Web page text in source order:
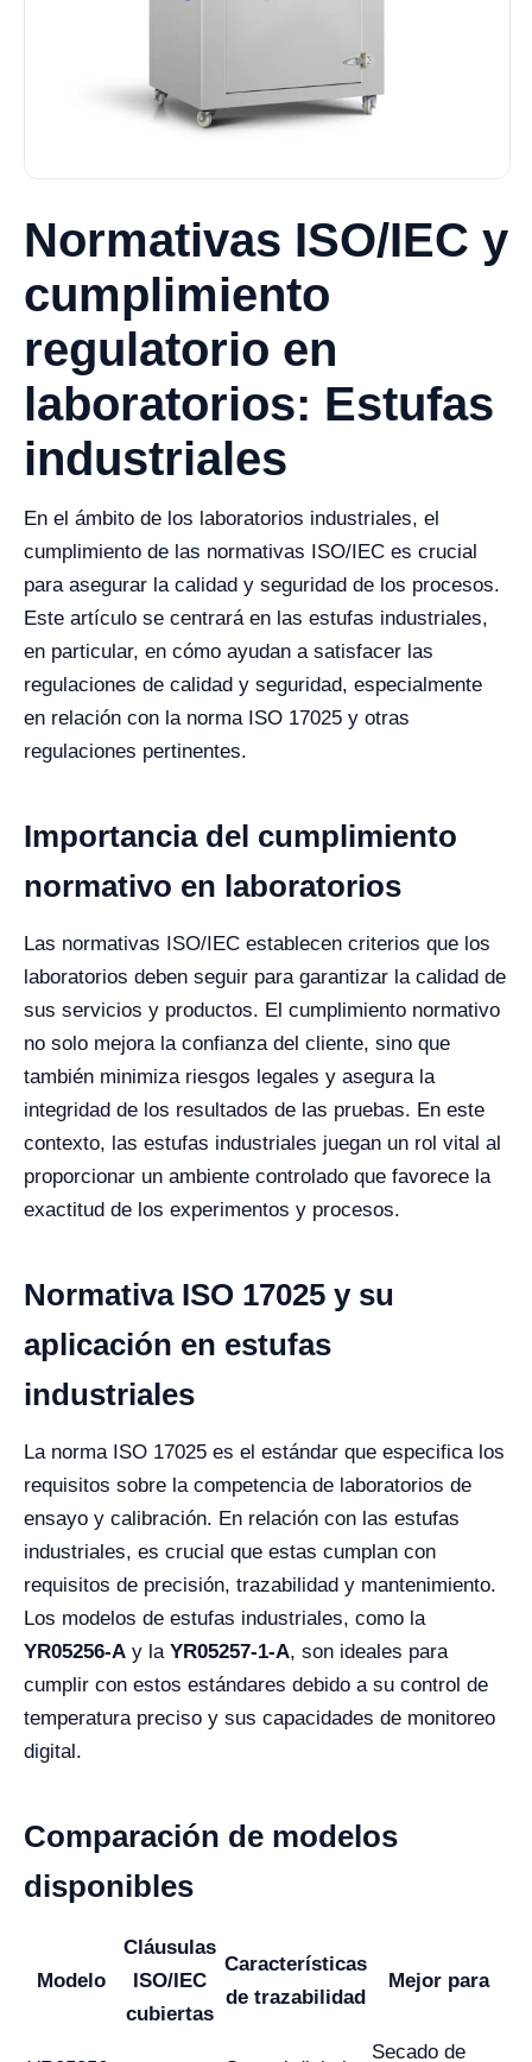
Normativas ISO/IEC y
cumplimiento
regulatorio en
laboratorios: Estufas
industriales
En el ámbito de los laboratorios industriales, el
cumplimiento de las normativas ISO/IEC es crucial
para asegurar la calidad y seguridad de los procesos.
Este artículo se centrará en las estufas industriales,
en particular, en cómo ayudan a satisfacer las
regulaciones de calidad y seguridad, especialmente
en relación con la norma ISO 17025 y otras
regulaciones pertinentes.
Importancia del cumplimiento
normativo en laboratorios
Las normativas ISO/IEC establecen criterios que los
laboratorios deben seguir para garantizar la calidad de
sus servicios y productos. El cumplimiento normativo
no solo mejora la confianza del cliente, sino que
también minimiza riesgos legales y asegura la
integridad de los resultados de las pruebas. En este
contexto, las estufas industriales juegan un rol vital al
proporcionar un ambiente controlado que favorece la
exactitud de los experimentos y procesos.
Normativa ISO 17025 y su
aplicación en estufas
industriales
La norma ISO 17025 es el estándar que especifica los
requisitos sobre la competencia de laboratorios de
ensayo y calibración. En relación con las estufas
industriales, es crucial que estas cumplan con
requisitos de precisión, trazabilidad y mantenimiento.
Los modelos de estufas industriales, como la
YR05256-A y la YR05257-1-A, son ideales para
cumplir con estos estándares debido a su control de
temperatura preciso y sus capacidades de monitoreo
digital.
Comparación de modelos
disponibles
Modelo
Cláusulas
ISO/IEC
cubiertas
Características
de trazabilidad
Mejor para
Secado de